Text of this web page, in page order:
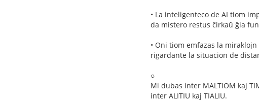
• La inteligenteco de AI tiom
da mistero restus ĉirkaŭ ĝia
• Oni tiom emfazas la
rigardante la situacion de
○
Mi dubas inter MALTIOM kaj
inter ALITIU kaj TIALIU.